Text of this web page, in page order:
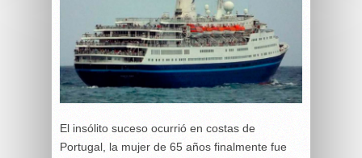
El insólito suceso ocurrió en costas de
Portugal, la mujer de 65 años finalmente fue